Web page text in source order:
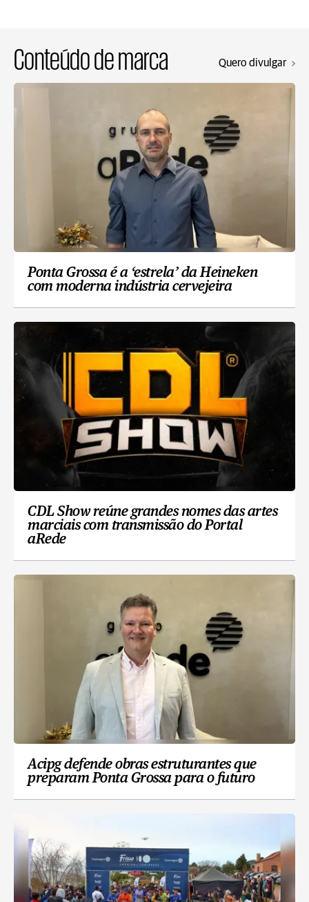
Conteúdo de marca Quero divulgar
Ponta Grossa é a ‘estrela’ da Heineken
com moderna indústria cervejeira
CDL Show reúne grandes nomes das artes
marciais com transmissão do Portal
aRede
Acipg defende obras estruturantes que
preparam Ponta Grossa para o futuro